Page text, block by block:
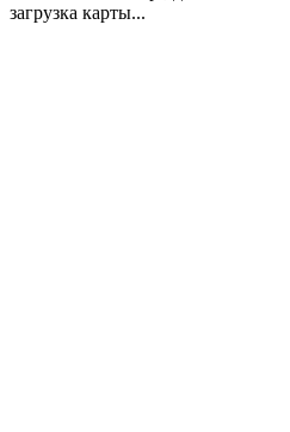
загрузка карты...